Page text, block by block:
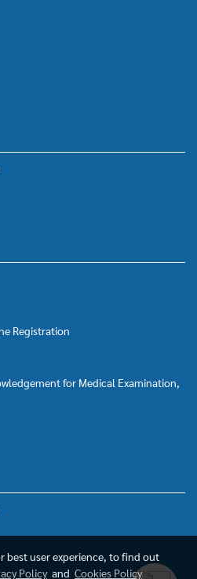
Registration
for Medical Examination,
best user experience, to find out
Policyand Cookies Policy